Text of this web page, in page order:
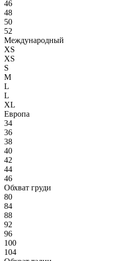
46
48
50
52
Международный
XS
XS
S
M
L
L
XL
Европа
34
36
38
40
42
44
46
Обхват груди
80
84
88
92
96
100
104